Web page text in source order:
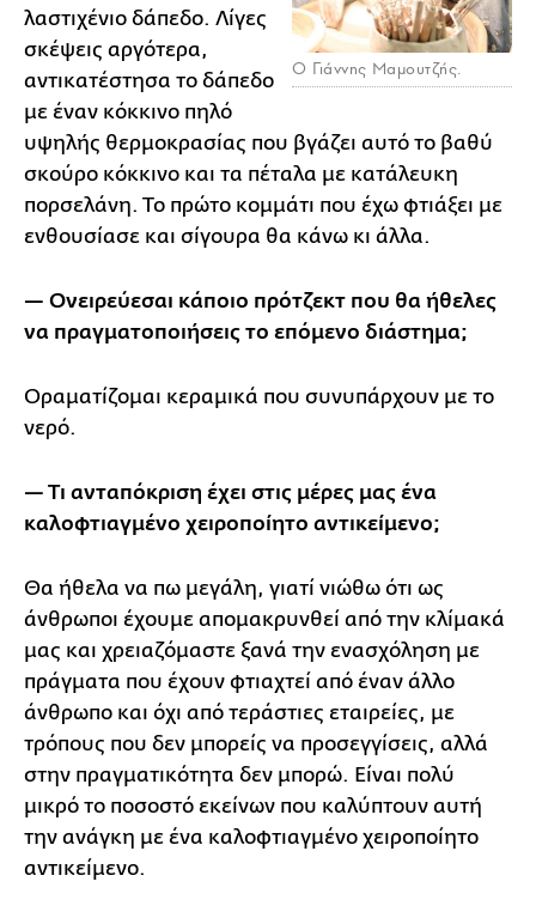
O Γιάννης Μαμουτζής.
λαστιχένιο δάπεδο. Λίγες
σκέψεις αργότερα,
αντικατέστησα το δάπεδο
με έναν κόκκινο πηλό
υψηλής θερμοκρασίας που βγάζει αυτό το βαθύ
σκούρο κόκκινο και τα πέταλα με κατάλευκη
πορσελάνη. Το πρώτο κομμάτι που έχω φτιάξει με
ενθουσίασε και σίγουρα θα κάνω κι άλλα.
— Ονειρεύεσαι κάποιο πρότζεκτ που θα ήθελες
να πραγματοποιήσεις το επόμενο διάστημα;
Οραματίζομαι κεραμικά που συνυπάρχουν με το
νερό.
— Τι ανταπόκριση έχει στις μέρες μας ένα
καλοφτιαγμένο χειροποίητο αντικείμενο;
Θα ήθελα να πω μεγάλη, γιατί νιώθω ότι ως
άνθρωποι έχουμε απομακρυνθεί από την κλίμακά
μας και χρειαζόμαστε ξανά την ενασχόληση με
πράγματα που έχουν φτιαχτεί από έναν άλλο
άνθρωπο και όχι από τεράστιες εταιρείες, με
τρόπους που δεν μπορείς να προσεγγίσεις, αλλά
στην πραγματικότητα δεν μπορώ. Είναι πολύ
μικρό το ποσοστό εκείνων που καλύπτουν αυτή
την ανάγκη με ένα καλοφτιαγμένο χειροποίητο
αντικείμενο.